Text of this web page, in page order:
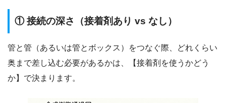
① 接続の深さ（接着剤あり vs なし）
管と管（あるいは管とボックス）をつなぐ際、どれくらい
奥まで差し込む必要があるかは、【接着剤を使うかどう
か】で決まります。